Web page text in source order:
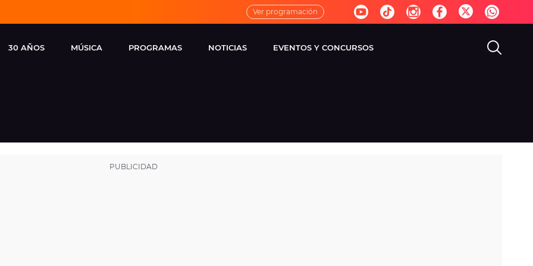
Ver programación
30 AÑOS MÚSICA
FM
PROGRAMAS
VIRALES
NOTICIAS EVENTOS Y CONCURSOS